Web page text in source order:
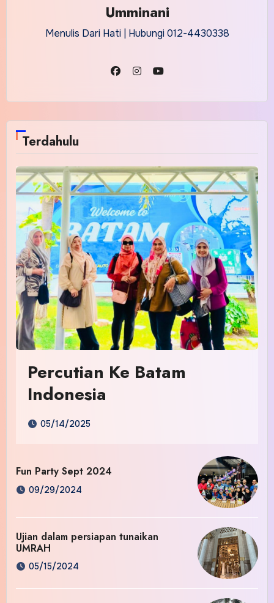
Umminani
Menulis Dari Hati | Hubungi 012-4430338
Terdahulu
Percutian Ke Batam
Indonesia
05/14/2025
Fun Party Sept 2024
09/29/2024
Ujian dalam persiapan tunaikan
UMRAH
05/15/2024